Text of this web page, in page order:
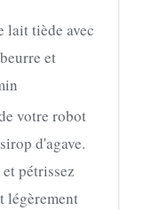
lait tiède avec
et
votre robot
d'agave.
pétrissez
légèrement